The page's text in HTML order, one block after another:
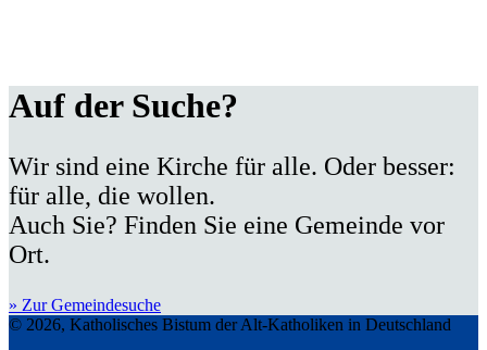
Auf der Suche?
Wir sind eine Kirche für alle. Oder besser:
für alle, die wollen.
Auch Sie? Finden Sie eine Gemeinde vor
Ort.
» Zur Gemeindesuche
© 2026, Katholisches Bistum der Alt-Katholiken in Deutschland